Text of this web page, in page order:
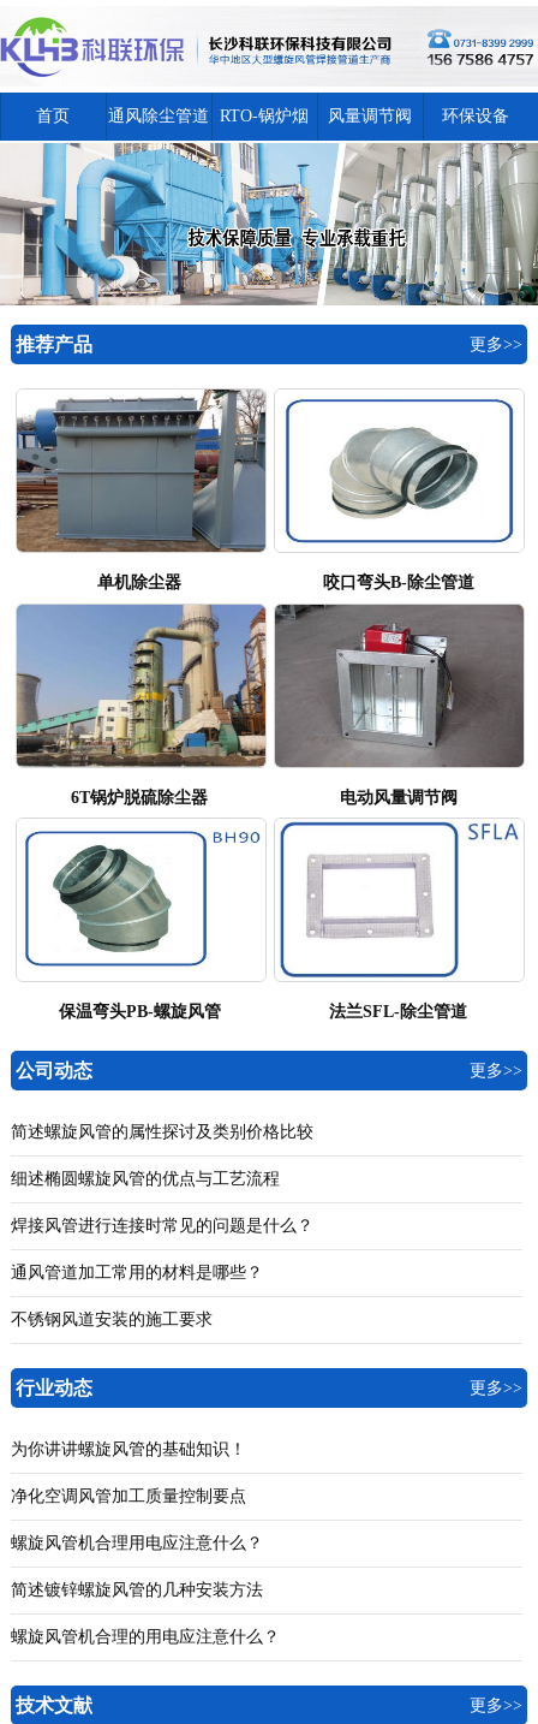
首页 通风除尘管道 RTO-锅炉烟
囱
风量调节阀 环保设备
推荐产品 更多>>
单机除尘器 咬口弯头B-除尘管道
6T锅炉脱硫除尘器 电动风量调节阀
保温弯头PB-螺旋风管 法兰SFL-除尘管道
公司动态 更多>>
简述螺旋风管的属性探讨及类别价格比较
细述椭圆螺旋风管的优点与工艺流程
焊接风管进行连接时常见的问题是什么？
通风管道加工常用的材料是哪些？
不锈钢风道安装的施工要求
行业动态 更多>>
为你讲讲螺旋风管的基础知识！
净化空调风管加工质量控制要点
螺旋风管机合理用电应注意什么？
简述镀锌螺旋风管的几种安装方法
螺旋风管机合理的用电应注意什么？
技术文献 更多>>